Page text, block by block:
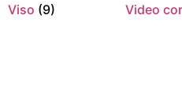
Viso (9) Video